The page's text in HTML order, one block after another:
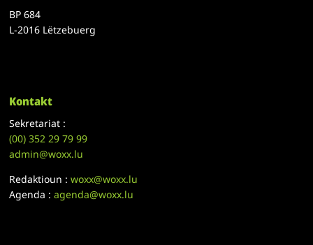
BP 684
L-2016 Lëtzebuerg
Kontakt
Sekretariat :
(00)352 29 79 99
admin@woxx.lu
Redaktioun :woxx@woxx.lu
Agenda :agenda@woxx.lu